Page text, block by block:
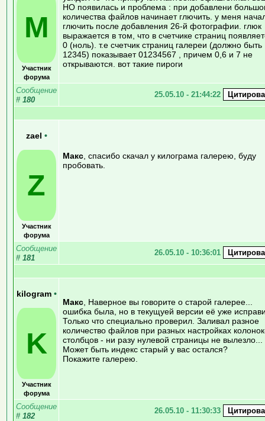
М
Участник
форума
НО появилась и проблема : при добавлени
количества файлов начинает глючить. у меня
глючить после добавления 26-й фотографии. глюк
выражается в том, что в счетчике страниц
0 (ноль). т.е счетчик страниц галереи (должно быть
12345) показывает 01234567 , причем 0,6 и 7 не
открываются. вот такие пироги
Сообщение
# 180
25.05.10 - 21:44:22
zael •
Z
Участник
форума
Макс , спасибо скачал у килограма галерею, буду
пробовать.
Сообщение
# 181
26.05.10 - 10:36:01
kilogram •
K
Участник
форума
Макс , Наверное вы говорите о старой галерее...
ошибка была, но в текущуей версии её уже
Только что специально проверил. Заливал разное
количество файлов при разных настройках
столбцов - ни разу нулевой страницы не вылезло...
Может быть индекс старый у вас остался?
Покажите галерею.
Сообщение
# 182
26.05.10 - 11:30:33